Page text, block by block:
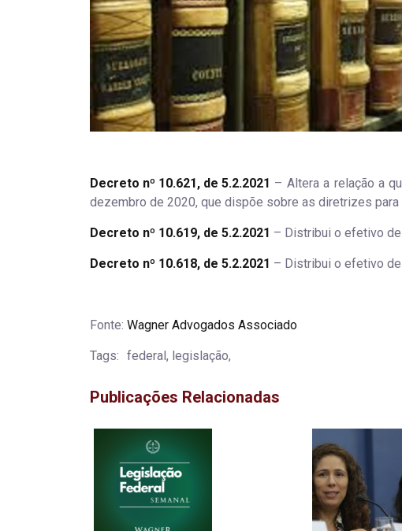
Decreto nº 10.621, de 5.2.2021 – Altera a relação a
dezembro de 2020, que dispõe sobre as diretrizes
Decreto nº 10.619, de 5.2.2021 – Distribui o efetivo
Decreto nº 10.618, de 5.2.2021 – Distribui o efetivo
Fonte: Wagner Advogados Associado
Tags: federal, legislação,
Publicações Relacionadas